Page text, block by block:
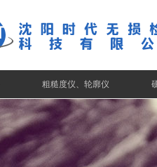
粗糙度仪、轮廓仪